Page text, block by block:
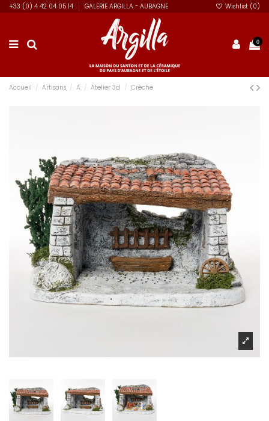
+33 (0) 4 42 04 05 14 GALERIE ARGILLA - AUBAGNE Wishlist (0)
0
Accueil Artisans A Atelier 3d Crèche